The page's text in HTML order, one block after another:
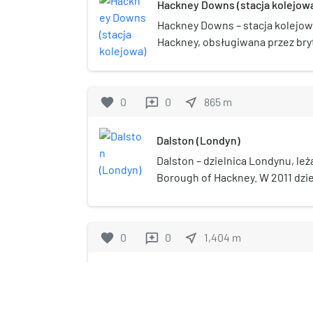
Hackney Downs (stacja
Hackney Downs – stacja
Hackney, obsługiwana przez
drugiej strefy biletowej. Jest
London Line. Posiada
Cheshunt, Enfield oraz
w hrabstwie Hertfordshire.
favorite 0 reviews 0 near_me 865 m
Dalston (Londyn)
Dalston – dzielnica Londynu,
Borough of Hackney. W 2011
favorite 0 reviews 0 near_me 1,404 m